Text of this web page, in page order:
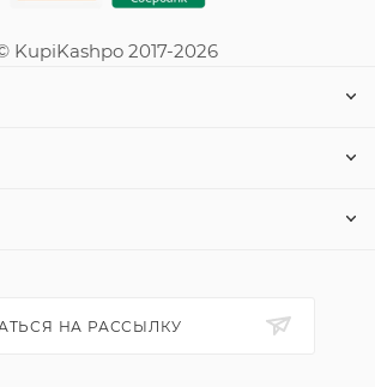
KupiKashpo 2017-2026
НА РАССЫЛКУ